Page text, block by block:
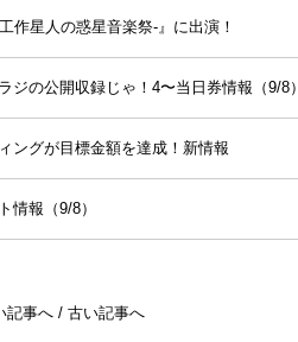
作星人の惑星音楽祭-』に出演！
ジの公開収録じゃ！4〜当日券情報（9/8）
ングが目標金額を達成！新情報
情報（9/8）
記事へ/ 古い記事へ